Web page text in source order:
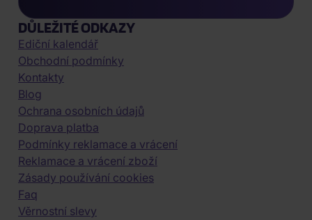
DŮLEŽITÉ ODKAZY
Ediční kalendář
Obchodní podmínky
Kontakty
Blog
Ochrana osobních údajů
Doprava platba
Podmínky reklamace a vrácení
Reklamace a vrácení zboží
Zásady používání cookies
Faq
Věrnostní slevy